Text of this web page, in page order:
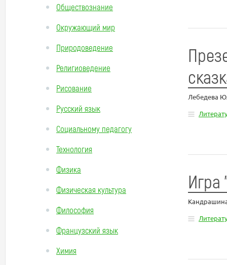
Обществознание
Окружающий мир
Природоведение
Религиоведение
Рисование
Русский язык
Социальному педагогу
Технология
Физика
Физическая культура
Философия
Французский язык
Химия
Лебедева
Игра